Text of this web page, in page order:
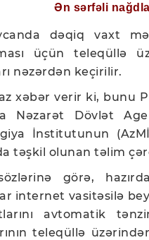
Ən sərfəli
dəqiq vaxt
üçün teleqüllə
nəzərdən keçirilir.
xəbər verir ki, bunu
Nəzarət Dövlət
İnstitutunun
təşkil olunan təlim
görə,
internet vasitəsilə
avtomatik
teleqüllə